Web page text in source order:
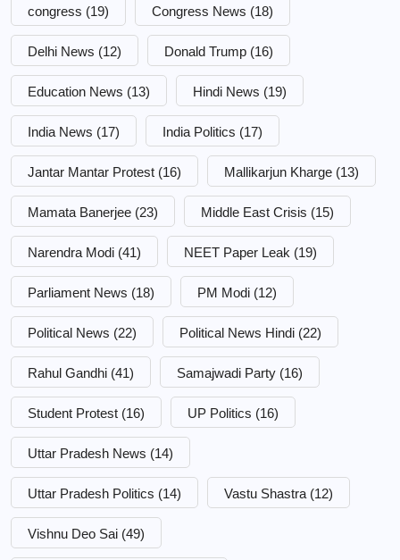
congress (19) Congress News (18)
Delhi News (12) Donald Trump (16)
Education News (13) Hindi News (19)
India News (17) India Politics (17)
Jantar Mantar Protest (16) Mallikarjun Kharge (13)
Mamata Banerjee (23) Middle East Crisis (15)
Narendra Modi (41) NEET Paper Leak (19)
Parliament News (18) PM Modi (12)
Political News (22) Political News Hindi (22)
Rahul Gandhi (41) Samajwadi Party (16)
Student Protest (16) UP Politics (16)
Uttar Pradesh News (14)
Uttar Pradesh Politics (14) Vastu Shastra (12)
Vishnu Deo Sai (49)